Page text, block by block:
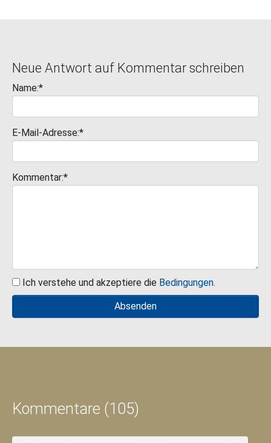
Neue Antwort auf Kommentar schreiben
Name:*
E-Mail-Adresse:*
Kommentar:*
Ich verstehe und akzeptiere die Bedingungen.
Kommentare (105)